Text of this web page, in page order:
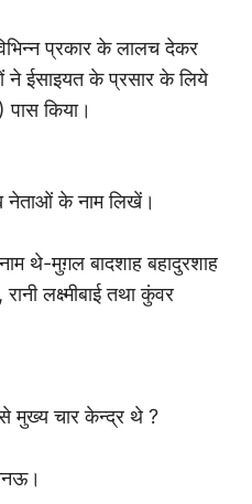
प्रकार के लालच देकर
ने ईसाइयत के प्रसार के लिये
पास किया।
नेताओं के नाम लिखें।
थे-मुग़ल बादशाह बहादुरशाह
लक्ष्मीबाई तथा कुंवर
मुख्य चार केन्द्र थे ?